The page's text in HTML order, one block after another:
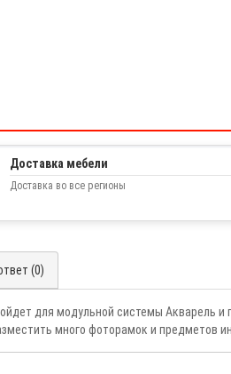
Доставка мебели
Доставка во все регионы
(0)
для модульной системы Акварель
много фоторамок и предметов